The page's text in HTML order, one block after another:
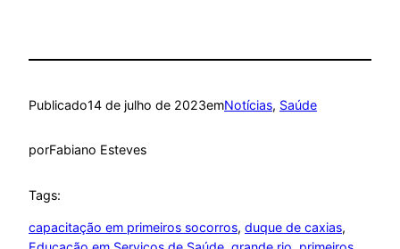
Publicado14 de julho de 2023emNotícias, Saúde
porFabiano Esteves
Tags:
capacitação em primeiros socorros, duque de caxias